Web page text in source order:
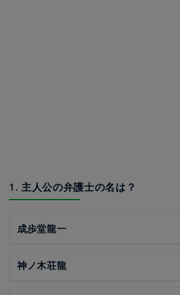
1. 主人公の弁護士の名は？
成歩堂龍一
神ノ木荘龍